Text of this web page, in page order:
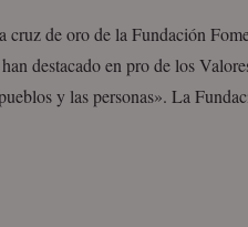
cruz de oro de la Fundación
destacado en pro de los
y las personas». La